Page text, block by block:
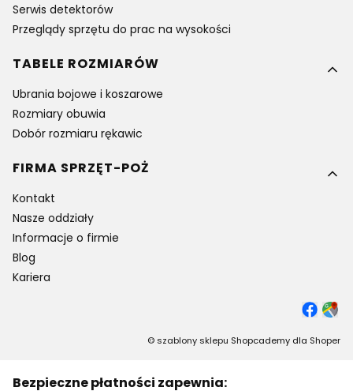
Serwis detektorów
Przeglądy sprzętu do prac na wysokości
TABELE ROZMIARÓW
Ubrania bojowe i koszarowe
Rozmiary obuwia
Dobór rozmiaru rękawic
FIRMA SPRZĘT-POŻ
Kontakt
Nasze oddziały
Informacje o firmie
Blog
Kariera
© szablony sklepu Shopcademy dla Shoper
Bezpieczne płatności zapewnia: